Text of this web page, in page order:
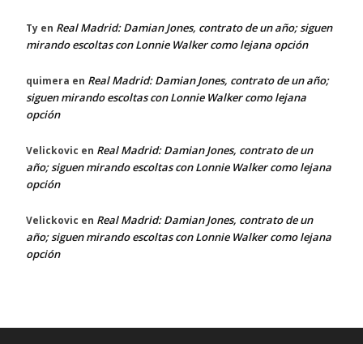
Ty en Real Madrid: Damian Jones, contrato de un año; siguen
mirando escoltas con Lonnie Walker como lejana opción
quimera en Real Madrid: Damian Jones, contrato de un año;
siguen mirando escoltas con Lonnie Walker como lejana
opción
Velickovic en Real Madrid: Damian Jones, contrato de un
año; siguen mirando escoltas con Lonnie Walker como lejana
opción
Velickovic en Real Madrid: Damian Jones, contrato de un
año; siguen mirando escoltas con Lonnie Walker como lejana
opción